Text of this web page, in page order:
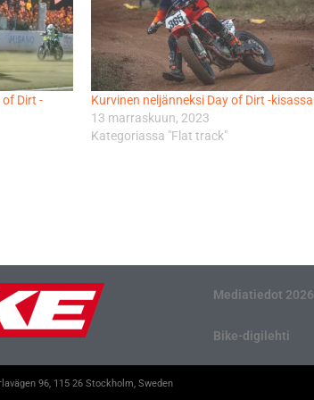
Dirt -
Kurvinen neljänneksi Day of Dirt -kisassa
13 marraskuun, 2023
Kategoriassa "Flat track"
Mediatiedot 2026
Bike-digilehti
96, 115 26 Stockholm, Sweden